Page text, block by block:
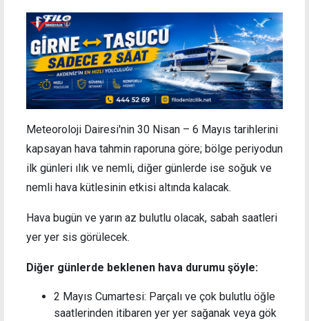
Meteoroloji Dairesi'nin 30 Nisan – 6 Mayıs tarihlerini
kapsayan hava tahmin raporuna göre; bölge periyodun
ilk günleri ılık ve nemli, diğer günlerde ise soğuk ve
nemli hava kütlesinin etkisi altında kalacak.
Hava bugün ve yarın az bulutlu olacak, sabah saatleri
yer yer sis görülecek.
Diğer günlerde beklenen hava durumu şöyle:
2 Mayıs Cumartesi: Parçalı ve çok bulutlu öğle
saatlerinden itibaren yer yer sağanak veya gök